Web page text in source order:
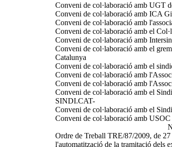
Conveni de col·laboració amb UGT
Conveni de col·laboració amb ICA
Conveni de col·laboració amb
Conveni de col·laboració amb el
Conveni de col·laboració amb
Conveni de col·laboració amb el
Catalunya
Conveni de col·laboració amb el
Conveni de col·laboració amb
Conveni de col·laboració amb
Conveni de col·laboració amb el
SINDI.CAT-
Conveni de col·laboració amb el
Conveni de col·laboració amb USOC
Ordre de Treball TRE/87/2009, de
l'automatització de la tramitació dels